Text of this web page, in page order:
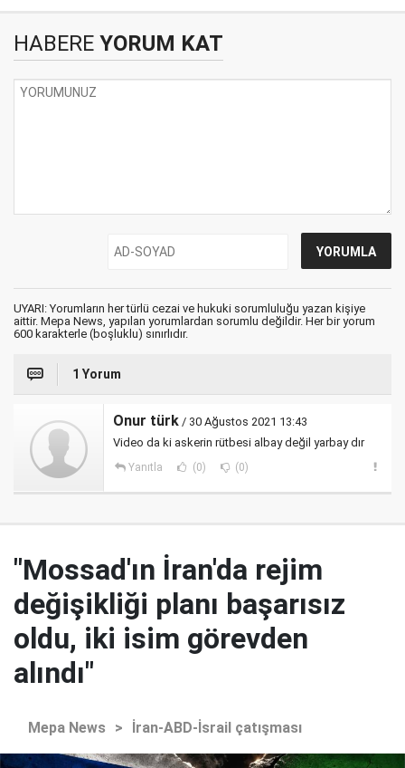
HABERE YORUM KAT
UYARI: Yorumların her türlü cezai ve hukuki sorumluluğu yazan kişiye
aittir. Mepa News, yapılan yorumlardan sorumlu değildir. Her bir yorum
600 karakterle (boşluklu) sınırlıdır.
1 Yorum
Onur türk / 30 Ağustos 2021 13:43
Video da ki askerin rütbesi albay değil yarbay dır
Yanıtla (0) (0)
"Mossad'ın İran'da rejim
değişikliği planı başarısız
oldu, iki isim görevden
alındı"
Mepa News > İran-ABD-İsrail çatışması